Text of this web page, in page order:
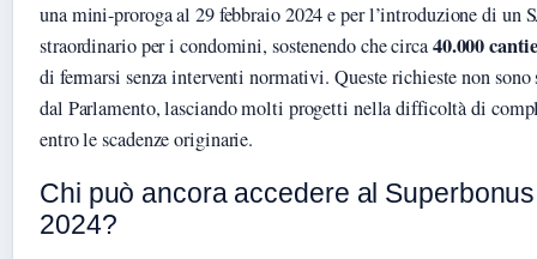
una mini-proroga al 29 febbraio 2024 e per l’introduzione di un
straordinario per i condomini, sostenendo che circa40.000
di fermarsi senza interventi normativi. Queste richieste non sono
dal Parlamento, lasciando molti progetti nella difficoltà di
entro le scadenze originarie.
Chi può ancora accedere al
2024?